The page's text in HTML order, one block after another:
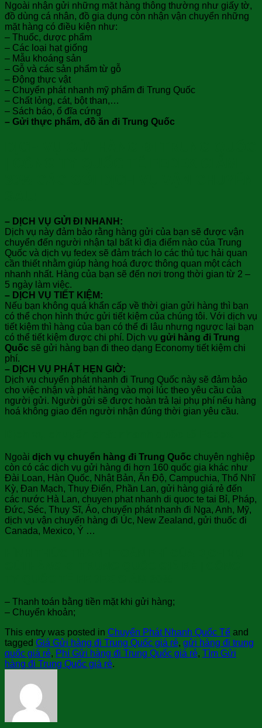
Ngoài nhận gửi những mặt hàng thông thường như giấy tờ,
đồ dùng cá nhân, đồ gia dụng còn nhận vận chuyển những
mặt hàng có điều kiện như:
– Thuốc, dược phẩm
– Các loại hạt giống
– Mẫu khoáng sản
– Gỗ và các sản phẩm từ gỗ
– Động thực vật
– Chuyển phát nhanh mỹ phẩm đi Trung Quốc
– Chất lỏng, cát, bột than,…
– Sách báo, ổ đĩa cứng
– Gửi thực phẩm, đồ ăn đi Trung Quốc
– DỊCH VỤ GỬI ĐI NHANH:
Dịch vụ này đảm bảo rằng hàng gửi của bạn sẽ được vận
chuyển đến người nhận tạI bất kì địa điểm nào của Trung
Quốc và dịch vụ fedex sẽ đảm trách lo các thủ tục hải quan
cần thiết nhằm giúp hàng hoá được thông quan một cách
nhanh nhất. Hàng của bạn sẽ đến nơi trong thời gian từ 2 –
5 ngày làm việc.
– DỊCH VỤ TIẾT KIỆM:
Nếu bạn không quá khẩn cấp về thời gian gửi hàng thì bạn
có thể chọn hình thức gửi tiết kiệm của chúng tôi. Với dịch vụ
tiết kiệm thì hàng của bạn có thể đi lâu nhưng ngược lại bạn
có thể tiết kiệm được chi phí. Dịch vụ gửi hàng đi Trung
Quốc sẽ gửi hàng bạn đi theo dạng Economy tiết kiệm chi
phí.
– DỊCH VỤ PHÁT HẸN GIỜ:
Dịch vụ chuyển phát nhanh đi Trung Quốc này sẽ đảm bảo
cho việc nhận và phát hàng vào mọi lúc theo yêu cầu của
người gửi. Người gửi sẽ được hoàn trả lại phụ phí nếu hàng
hoá không giao đến người nhận đúng thời gian yêu cầu.
Ngoài dịch vụ chuyển hàng đi Trung Quốc chuyên nghiệp
còn có các dịch vụ gửi hàng đi hơn 160 quốc gia khác như
Đài Loan, Hàn Quốc, Nhật Bản, Ấn Độ, Campuchia, Thổ Nhĩ
Kỳ, Đan Mạch, Thụy Điển, Phần Lan, gửi hàng giá rẻ đến
các nước Hà Lan, chuyen phat nhanh di quoc te tai Bỉ, Pháp,
Đức, Séc, Thụy Sĩ, Áo, chuyển phát nhanh đi Nga, Anh, Mỹ,
dịch vụ vận chuyển hàng đi Úc, New Zealand, gửi thuốc đi
Canada, Mexico, Ý …
– Thanh toán bằng tiền mặt khi gửi hàng;
– Chuyển khoản;
This entry was posted in Chuyển Phát Nhanh Quốc Tế and
tagged Giá Gửi hàng đi Trung Quốc giá rẻ, gửi hàng đi trung
quốc giá rẻ, Phí Gửi hàng đi Trung Quốc giá rẻ, Tìm Gửi
hàng đi Trung Quốc giá rẻ.